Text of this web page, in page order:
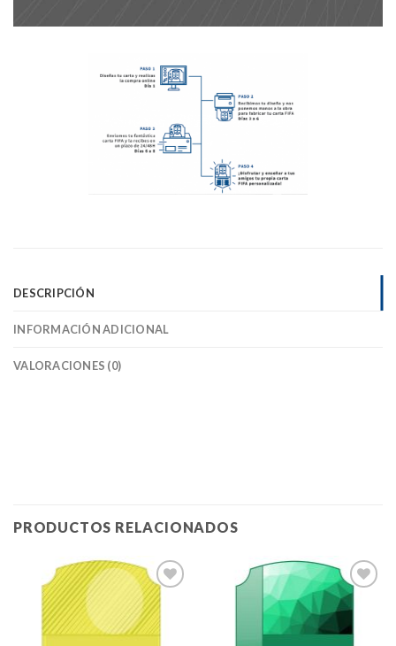
DESCRIPCIÓN
INFORMACIÓN ADICIONAL
VALORACIONES (0)
PRODUCTOS RELACIONADOS
Añadir
a la
lista de
Añadir
a la
lista de
deseos